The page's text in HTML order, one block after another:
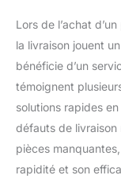
Lors de l’achat
la livraison jouent
bénéficie d’un
témoignent
solutions rapides
défauts de livraison
pièces
rapidité et son